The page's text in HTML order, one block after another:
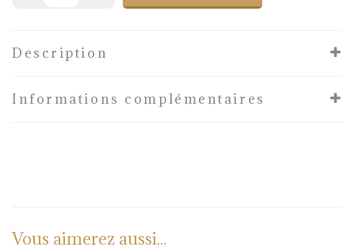
Description
Informations complémentaires
Vous aimerez aussi...